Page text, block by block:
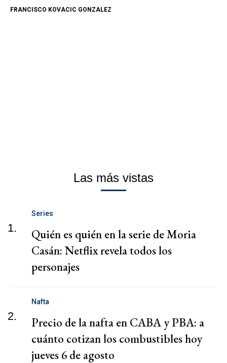
FRANCISCO KOVACIC GONZALEZ
Las más vistas
1.
Series
Quién es quién en la serie de Moria
Casán: Netflix revela todos los
personajes
2.
Nafta
Precio de la nafta en CABA y PBA: a
cuánto cotizan los combustibles hoy
jueves 6 de agosto